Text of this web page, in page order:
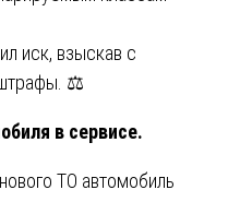
иск, взыскав с
⚖️
в сервисе.
ТО автомобиль